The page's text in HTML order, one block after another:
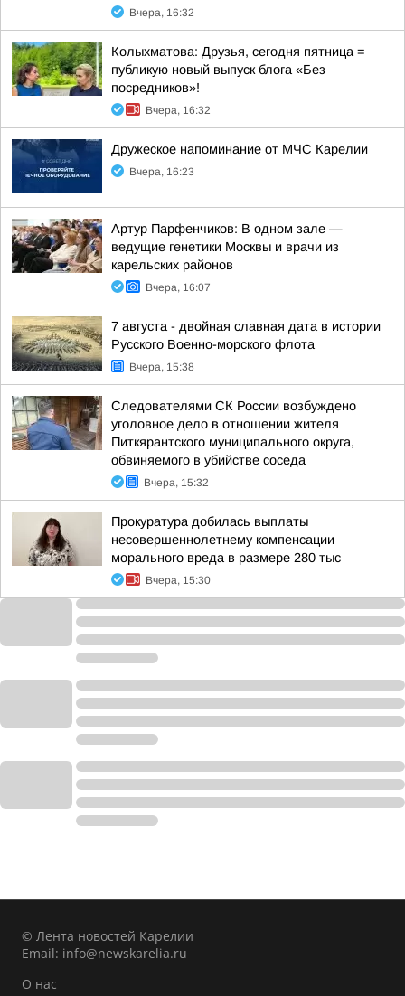
Вчера, 16:32
Колыхматова: Друзья, сегодня пятница =
публикую новый выпуск блога «Без
посредников»!
Вчера, 16:32
Дружеское напоминание от МЧС Карелии
Вчера, 16:23
Артур Парфенчиков: В одном зале —
ведущие генетики Москвы и врачи из
карельских районов
Вчера, 16:07
7 августа - двойная славная дата в истории
Русского Военно-морского флота
Вчера, 15:38
Следователями СК России возбуждено
уголовное дело в отношении жителя
Питкярантского муниципального округа,
обвиняемого в убийстве соседа
Вчера, 15:32
Прокуратура добилась выплаты
несовершеннолетнему компенсации
морального вреда в размере 280 тыс
Вчера, 15:30
© Лента новостей Карелии
Email: info@newskarelia.ru
О нас